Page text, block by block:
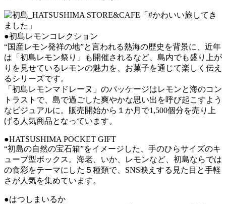
●初島レモンコレクション
“国産レモン発祥の地”と言われる熱海の歴史を背景に、近年
は「初島レモン祭り」も開催されるなど、島内でも盛り上が
りを見せているレモンの魅力を、お菓子を通じて楽しく伝え
るシリーズです。
「初島レモンマドレーヌ」のパッケージはレモンと海のコン
トラストで、島で過ごした爽やかな思い出を呼び起こすよう
なビジュアルに。販売開始から１か月で1,500個分を売り上
げる人気商品となっています。
●HATSUSHIMA POCKET GIFT
“初島の自然の宝石箱”をイメージした、手のひらサイズのキ
ューブ型ボックス。海老、いか、レモンなど、初島ならでは
の食彩をテーマにした５種類で、SNS映えする見た目と手軽
さが人気を集めています。
●はつしまいるか